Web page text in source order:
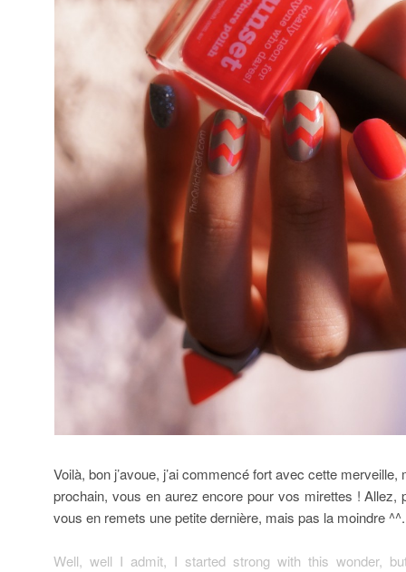
Voilà, bon j’avoue, j’ai commencé fort avec cette
prochain, vous en aurez encore pour vos mirettes ! Allez,
vous en remets une petite dernière, mais pas la moindre ^^.
Well, well I admit, I started strong with this wonder,